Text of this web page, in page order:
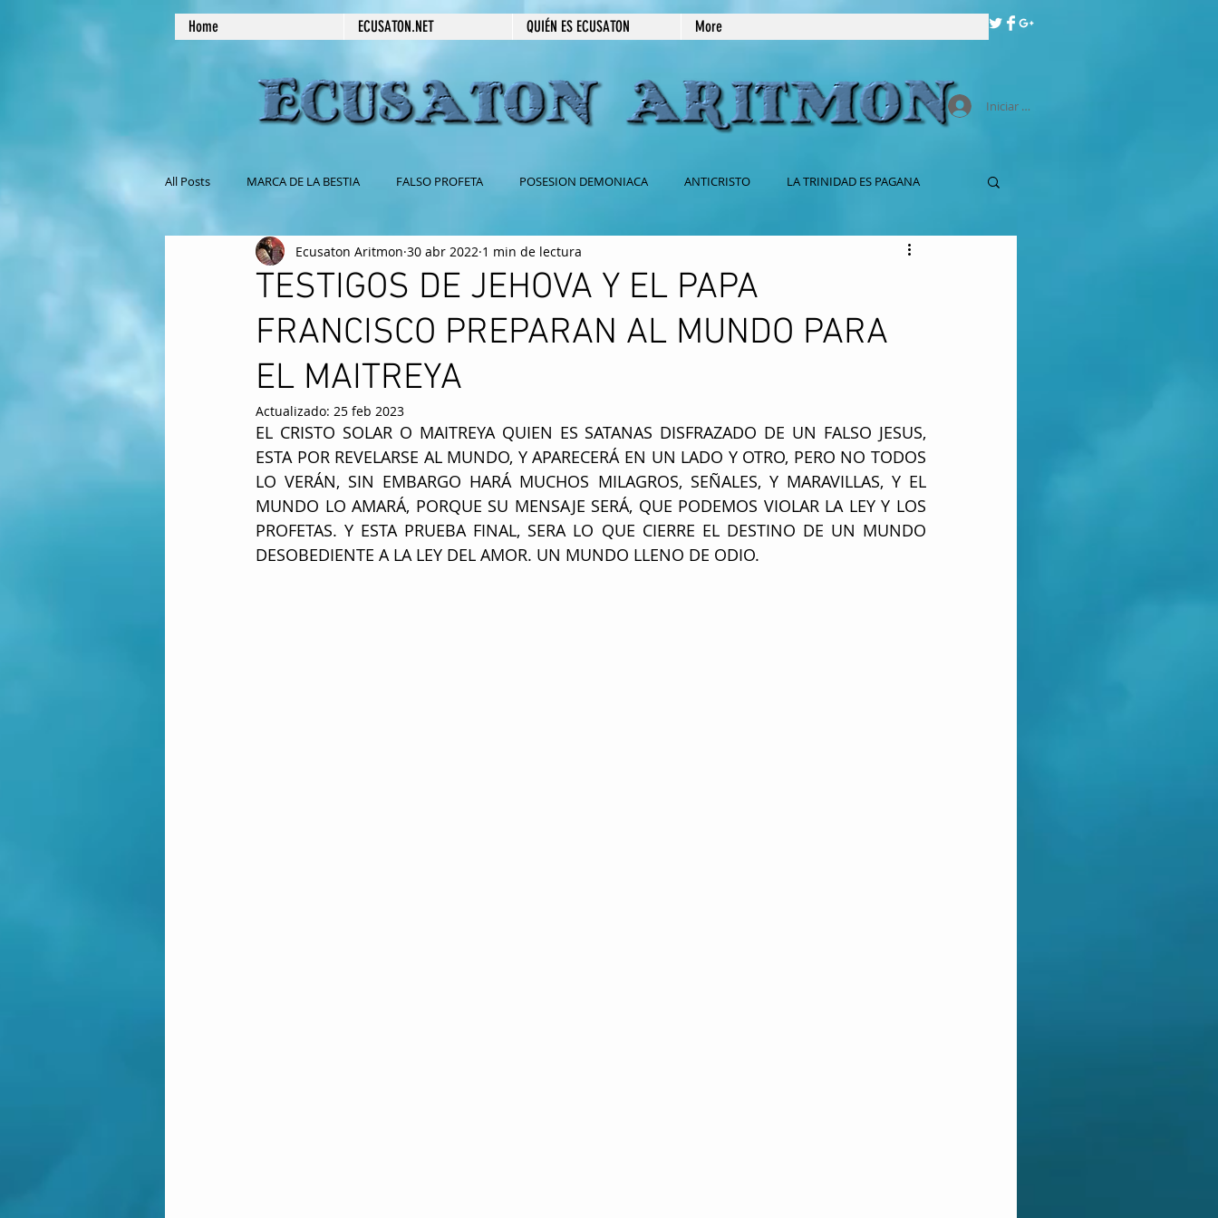
Home ECUSATON.NET QUIÉN ES ECUSATON More
Iniciar sesión
All Posts MARCA DE LA BESTIA FALSO PROFETA POSESION DEMONIACA ANTICRISTO LA TRINIDAD ES PAGANA
NO COMAS CARNE MASONERIA CATOLICA BABILONIA
EL SABADO ES EL DIA DE REPOSO ESPIRITISMO SECRETOS REVELADOS PRÉDICAS ESCRITAS
TESTIGOS DE JEHOVA Y EL PAPA
FRANCISCO PREPARAN AL MUNDO PARA
EL MAITREYA
Ecusaton Aritmon 30 abr 2022 1 min de lectura
Actualizado: 25 feb 2023
EL CRISTO SOLAR O MAITREYA QUIEN ES SATANAS DISFRAZADO DE UN FALSO JESUS,
ESTA POR REVELARSE AL MUNDO, Y APARECERÁ EN UN LADO Y OTRO, PERO NO TODOS
LO VERÁN, SIN EMBARGO HARÁ MUCHOS MILAGROS, SEÑALES, Y MARAVILLAS, Y EL
MUNDO LO AMARÁ, PORQUE SU MENSAJE SERÁ, QUE PODEMOS VIOLAR LA LEY Y LOS
PROFETAS. Y ESTA PRUEBA FINAL, SERA LO QUE CIERRE EL DESTINO DE UN MUNDO
DESOBEDIENTE A LA LEY DEL AMOR. UN MUNDO LLENO DE ODIO.